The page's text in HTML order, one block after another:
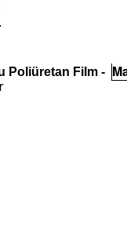
Poliüretan Film -